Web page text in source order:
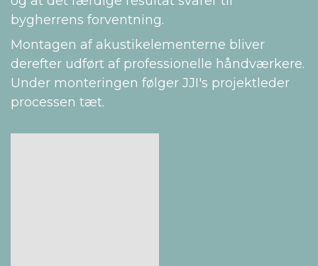
bygherrens forventning.
Montagen af akustikelementerne bliver
derefter udført af professionelle håndværkere.
Under monteringen følger JJI's projektleder
processen tæt.